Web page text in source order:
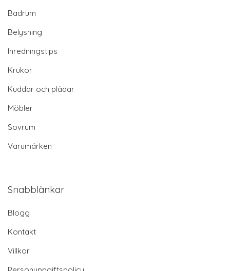
Badrum
Belysning
Inredningstips
Krukor
Kuddar och plädar
Möbler
Sovrum
Varumärken
Snabblänkar
Blogg
Kontakt
Villkor